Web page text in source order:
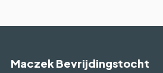
Maczek Bevrijdingstocht